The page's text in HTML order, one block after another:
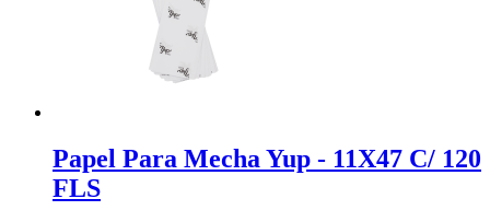
Papel Para Mecha Yup - 11X47 C/ 120
FLS